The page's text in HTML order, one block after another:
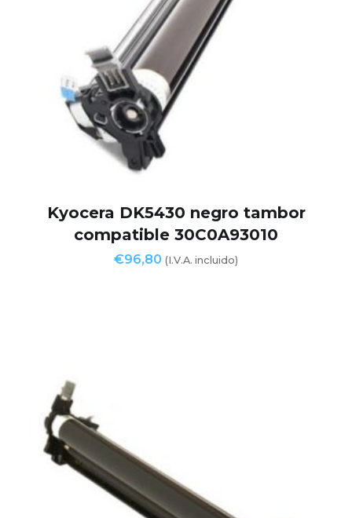
Kyocera DK5430 negro tambor
compatible 30C0A93010
€96,80 (I.V.A. incluido)